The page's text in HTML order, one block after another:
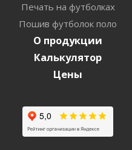
Печать на футболках
Пошив футболок поло
О продукции
Калькулятор
Цены